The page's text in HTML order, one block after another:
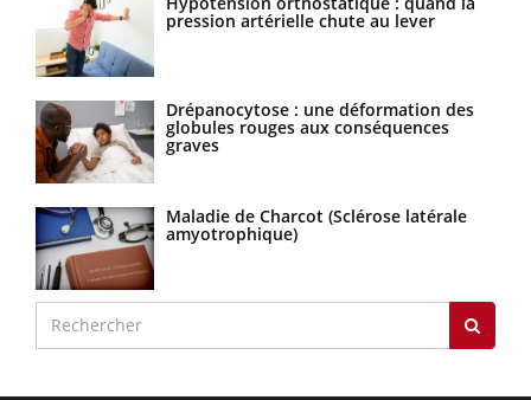
pression artérielle chute au lever
Drépanocytose : une déformation des
globules rouges aux conséquences
graves
Maladie de Charcot (Sclérose latérale
amyotrophique)